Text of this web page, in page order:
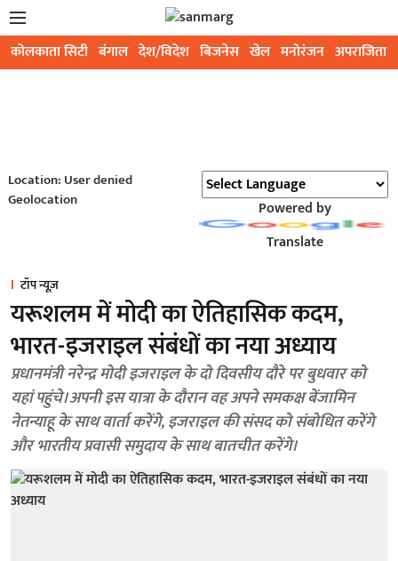
कोलकाता सिटी बंगाल देश/विदेश बिजनेस खेल मनोरंजन अपराजिता
Location: User denied
Geolocation
Powered by
Translate
टॉप न्यूज़
यरूशलम में मोदी का ऐतिहासिक कदम,
भारत-इजराइल संबंधों का नया अध्याय
प्रधानमंत्री नरेन्द्र मोदी इजराइल के दो दिवसीय दौरे पर बुधवार को
यहां पहुंचे। अपनी इस यात्रा के दौरान वह अपने समकक्ष बेंजामिन
नेतन्याहू के साथ वार्ता करेंगे, इजराइल की संसद को संबोधित करेंगे
और भारतीय प्रवासी समुदाय के साथ बातचीत करेंगे।